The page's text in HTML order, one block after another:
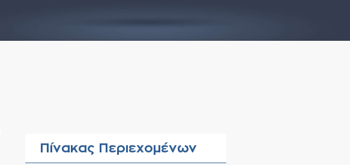
Πίνακας Περιεχομένων